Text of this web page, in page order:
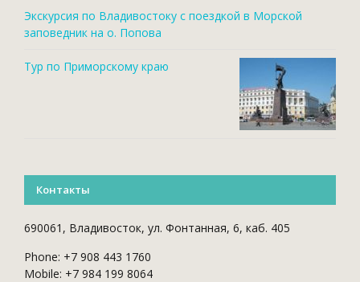
Экскурсия по Владивостоку с поездкой в Морской
заповедник на о. Попова
Тур по Приморскому краю
Контакты
690061, Владивосток, ул. Фонтанная, 6, каб. 405
Phone: +7 908 443 1760
Mobile: +7 984 199 8064